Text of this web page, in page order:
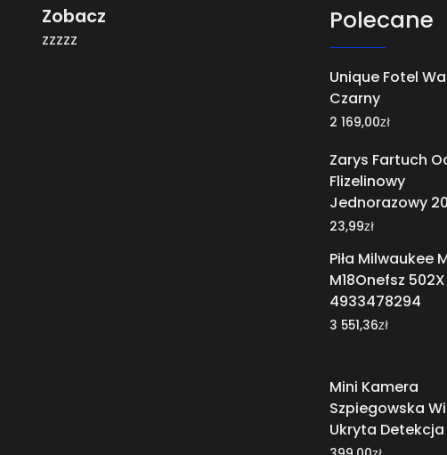
Zobacz
zzzzz
Polecane
Unique Fotel
Czarny
2 169,00zł
Zarys Fartuch
Flizelinowy
Jednorazowy
23,99zł
Piła Milwaukee
M18Onefsz 502X
4933478294
3 551,36zł
Mini Kamera
Szpiegowska
Ukryta Detekcja